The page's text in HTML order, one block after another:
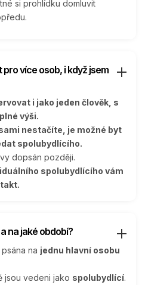
si prohlídku domluvit
více osob, i když jsem
i jako jeden člověk, s
výši.
nestačíte, je možné byt
spolubydlícího.
dopsán později.
spolubydlícího vám
na jaké období?
na jednu hlavní osobu
jsou vedeni jako spolubydlící.